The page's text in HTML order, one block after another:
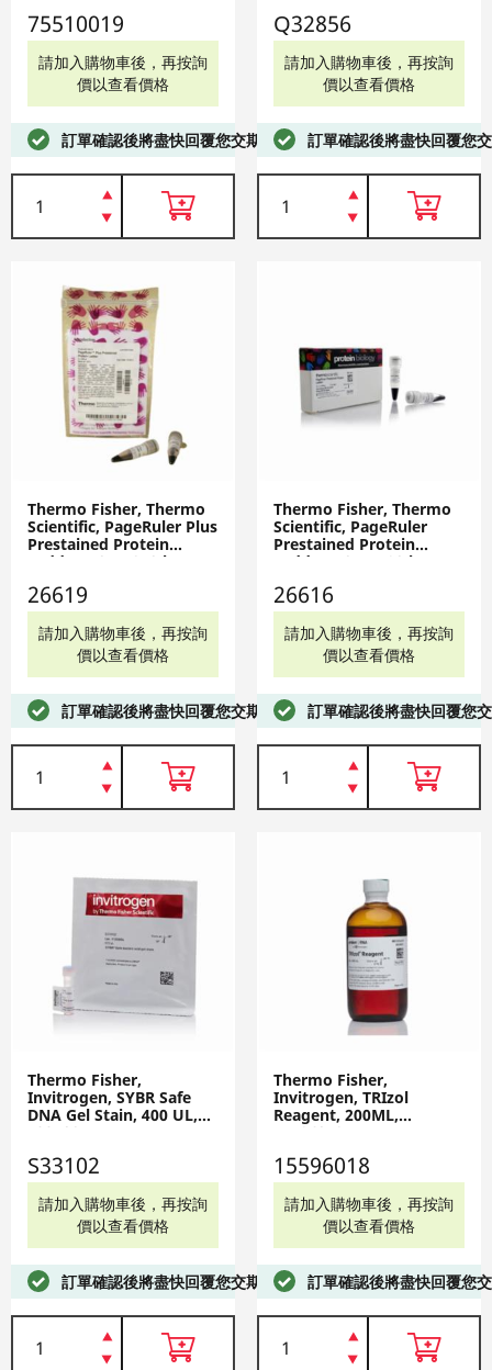
75510019
請加入購物車後，再按詢
價以查看價格
訂單確認後將盡快回覆您交期
Q32856
請加入購物車後，再按詢
價以查看價格
訂單確認後將盡快回覆您
Thermo Fisher, Thermo
Scientific, PageRuler Plus
Prestained Protein
Ladder, 10 to 250 kDa,
250 UL., 26619
26619
請加入購物車後，再按詢
價以查看價格
訂單確認後將盡快回覆您交期
Thermo Fisher, Thermo
Scientific, PageRuler
Prestained Protein
Ladder, 10 to 180 kDa,
26616
26616
請加入購物車後，再按詢
價以查看價格
訂單確認後將盡快回覆您
Thermo Fisher,
Invitrogen, SYBR Safe
DNA Gel Stain, 400 UL,
S33102
S33102
請加入購物車後，再按詢
價以查看價格
訂單確認後將盡快回覆您交期
Thermo Fisher,
Invitrogen, TRIzol
Reagent, 200ML,
15596018
15596018
請加入購物車後，再按詢
價以查看價格
訂單確認後將盡快回覆您